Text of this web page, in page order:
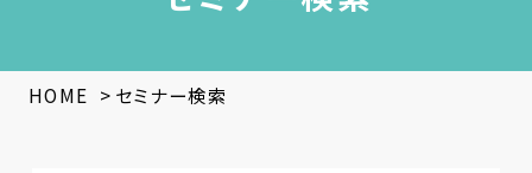
HOME > セミナー検索